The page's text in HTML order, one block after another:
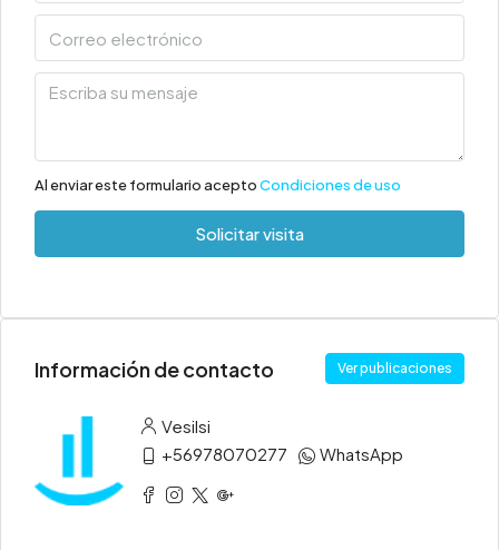
Al enviar este formulario aceptoCondiciones de uso
Solicitar visita
Información de contacto Ver publicaciones
Vesilsi
+56978070277
WhatsApp